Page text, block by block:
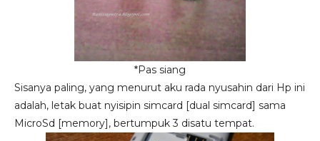
*Pas siang
Sisanya paling, yang menurut aku rada nyusahin dari Hp ini
adalah, letak buat nyisipin simcard [dual simcard] sama
MicroSd [memory], bertumpuk 3 disatu tempat.